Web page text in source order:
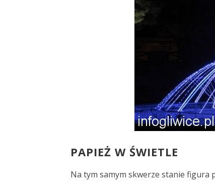
PAPIEŻ W ŚWIETLE
Na tym samym skwerze stanie figura